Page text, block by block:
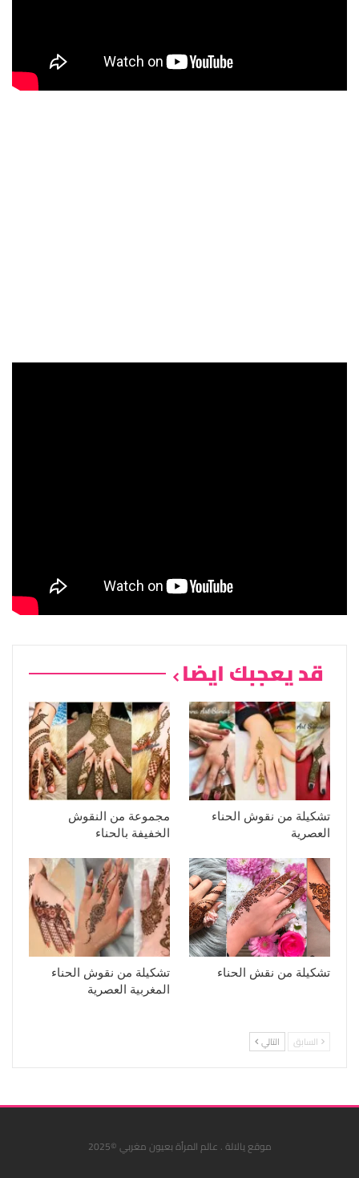
قد يعجبك ايضا
تشكيلة من نقوش الحناء
العصرية
مجموعة من النقوش
الخفيفة بالحناء
تشكيلة من نقش الحناء
تشكيلة من نقوش الحناء
المغربية العصرية
السابق التالي
موقع يالالة . عالم المرأة بعيون مغربي ©2025